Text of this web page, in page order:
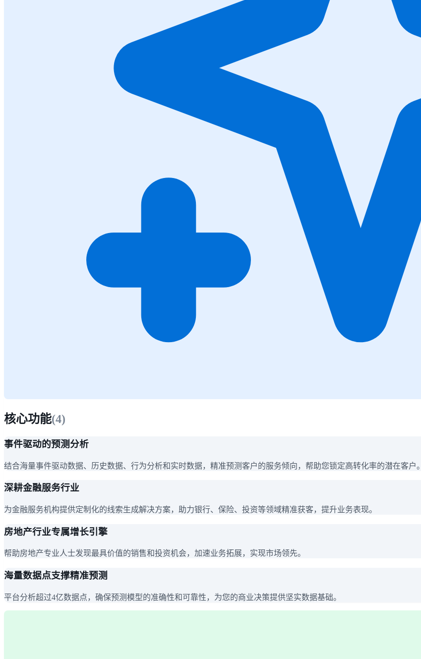
核心功能(4)
事件驱动的预测分析
结合海量事件驱动数据、历史数据、行为分析和实时数据，精准预测客户的服务倾向，帮助您锁定高转化率的潜在客户。
深耕金融服务行业
为金融服务机构提供定制化的线索生成解决方案，助力银行、保险、投资等领域精准获客，提升业务表现。
房地产行业专属增长引擎
帮助房地产专业人士发现最具价值的销售和投资机会，加速业务拓展，实现市场领先。
海量数据点支撑精准预测
平台分析超过4亿数据点，确保预测模型的准确性和可靠性，为您的商业决策提供坚实数据基础。